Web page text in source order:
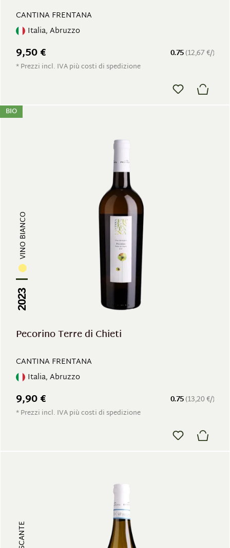
CANTINA FRENTANA
Italia, Abruzzo
0.75(12,67 €/)
9,50 €
* Prezzi incl. IVA più costi di spedizione
BIO
VINO BIANCO
2023
Pecorino Terre di Chieti
CANTINA FRENTANA
Italia, Abruzzo
0.75(13,20 €/)
9,90 €
* Prezzi incl. IVA più costi di spedizione